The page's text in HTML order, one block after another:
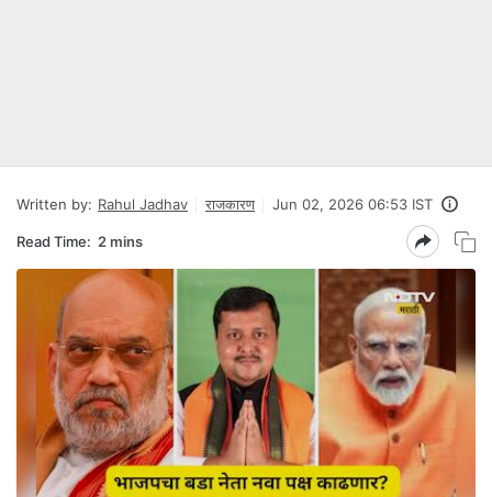
Written by: Rahul Jadhav राजकारण Jun 02, 2026 06:53 IST
Read Time: 2 mins